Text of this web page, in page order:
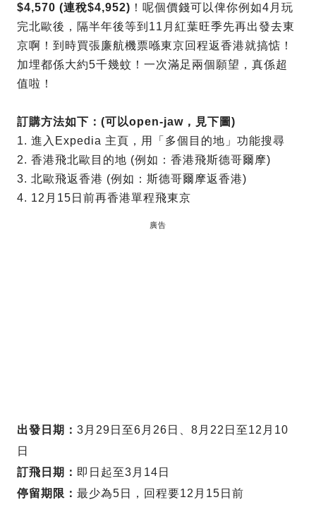
$4,570 (連稅$4,952) ！呢個價錢可以俾你例如4月玩
完北歐後，隔半年後等到11月紅葉旺季先再出發去東
京啊！到時買張廉航機票喺東京回程返香港就搞惦！
加埋都係大約5千幾蚊！一次滿足兩個願望，真係超
值啦！
訂購方法如下：(可以open-jaw，見下圖)
1. 進入Expedia 主頁，用「多個目的地」功能搜尋
2. 香港飛北歐目的地 (例如：香港飛斯德哥爾摩)
3. 北歐飛返香港 (例如：斯德哥爾摩返香港)
4. 12月15日前再香港單程飛東京
廣告
出發日期： 3月29日至6月26日、8月22日至12月10
日
訂飛日期： 即日起至3月14日
停留期限： 最少為5日，回程要12月15日前